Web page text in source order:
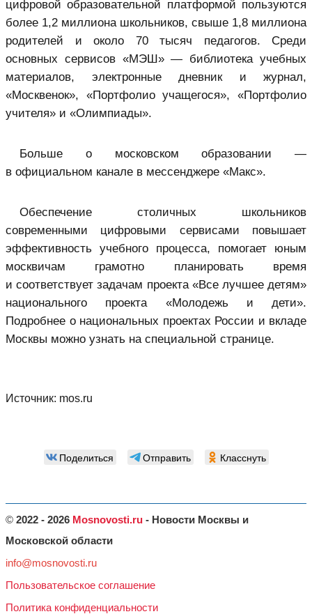
цифровой образовательной платформой пользуются
более 1,2 миллиона школьников, свыше 1,8 миллиона
родителей и около 70 тысяч педагогов. Среди
основных сервисов «МЭШ» — библиотека учебных
материалов, электронные дневник и журнал,
«Москвенок», «Портфолио учащегося», «Портфолио
учителя» и «Олимпиады».
Больше о московском образовании —
в официальном канале в мессенджере «Макс».
Обеспечение столичных школьников
современными цифровыми сервисами повышает
эффективность учебного процесса, помогает юным
москвичам грамотно планировать время
и соответствует задачам проекта «Все лучшее детям»
национального проекта «Молодежь и дети».
Подробнее о национальных проектах России и вкладе
Москвы можно узнать на специальной странице.
Источник: mos.ru
Поделиться Отправить Класснуть
© 2022 - 2026 Mosnovosti.ru - Новости Москвы и
Московской области
info@mosnovosti.ru
Пользовательское соглашение
Политика конфиденциальности